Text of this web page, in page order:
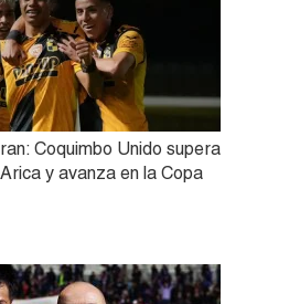
Coquimbo Unido supera
y avanza en la Copa